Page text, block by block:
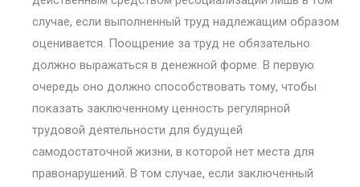
случае, если выполненный труд надлежащим образом
оценивается. Поощрение за труд не обязательно
должно выра­жаться в денежной форме. В первую
очередь оно должно способствовать тому, чтобы
показать заключенному ценность регулярной
трудовой дея­тельности для будущей
самодостаточной жизни, в которой нет места для
правонарушений. В том случае, если заключенный